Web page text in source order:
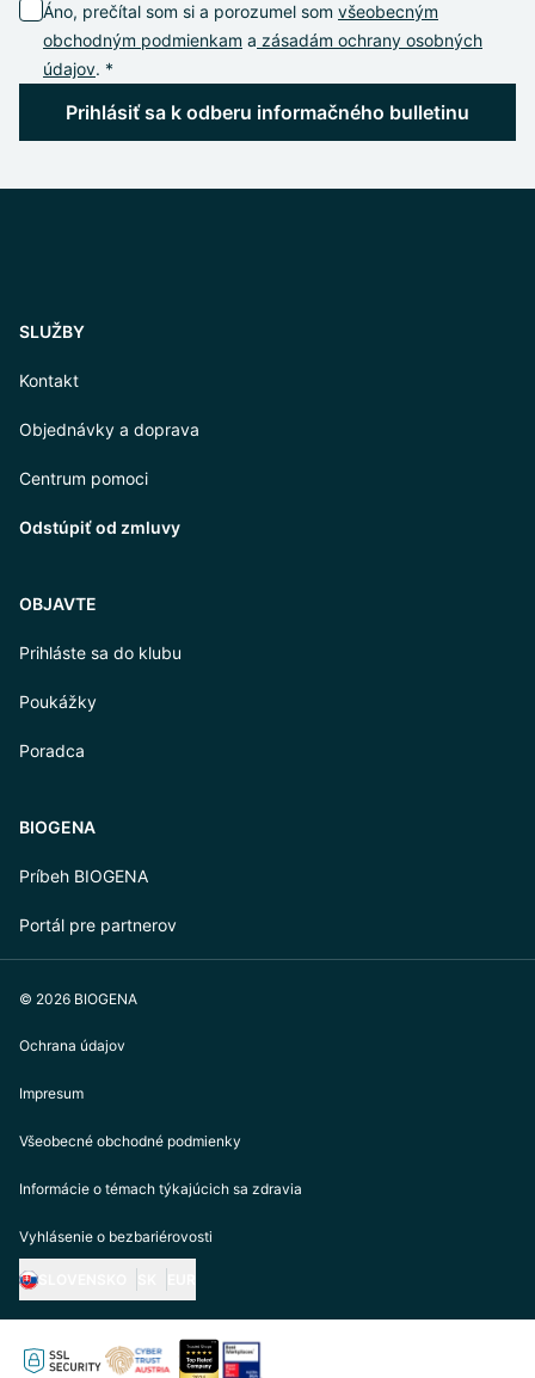
Áno, prečítal som si a porozumel som všeobecným
obchodným podmienkam a zásadám ochrany osobných
údajov. *
Prihlásiť sa k odberu informačného bulletinu
SLUŽBY
Kontakt
Objednávky a doprava
Centrum pomoci
Odstúpiť od zmluvy
OBJAVTE
Prihláste sa do klubu
Poukážky
Poradca
BIOGENA
Príbeh BIOGENA
Portál pre partnerov
© 2026 BIOGENA
Ochrana údajov
Impresum
Všeobecné obchodné podmienky
Informácie o témach týkajúcich sa zdravia
Vyhlásenie o bezbariérovosti
https://biogena.com/de-at
https://biogena.com/de-de
https://biogena.com/de-ch